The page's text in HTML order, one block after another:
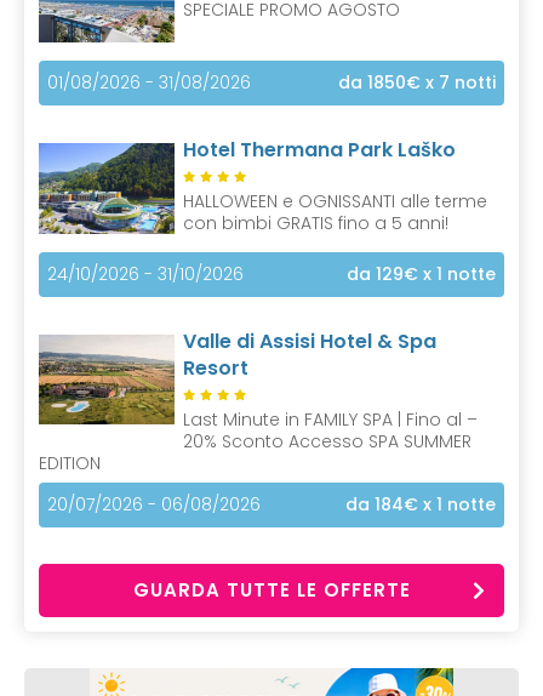
SPECIALE PROMO AGOSTO
01/08/2026 - 31/08/2026 da 1850€ x 7 notti
Hotel Thermana Park Laško
HALLOWEEN e OGNISSANTI alle terme
con bimbi GRATIS fino a 5 anni!
24/10/2026 - 31/10/2026 da 129€ x 1 notte
Valle di Assisi Hotel & Spa
Resort
Last Minute in FAMILY SPA | Fino al –
20% Sconto Accesso SPA SUMMER
EDITION
20/07/2026 - 06/08/2026
da 184€ x 1 notte
GUARDA TUTTE LE OFFERTE